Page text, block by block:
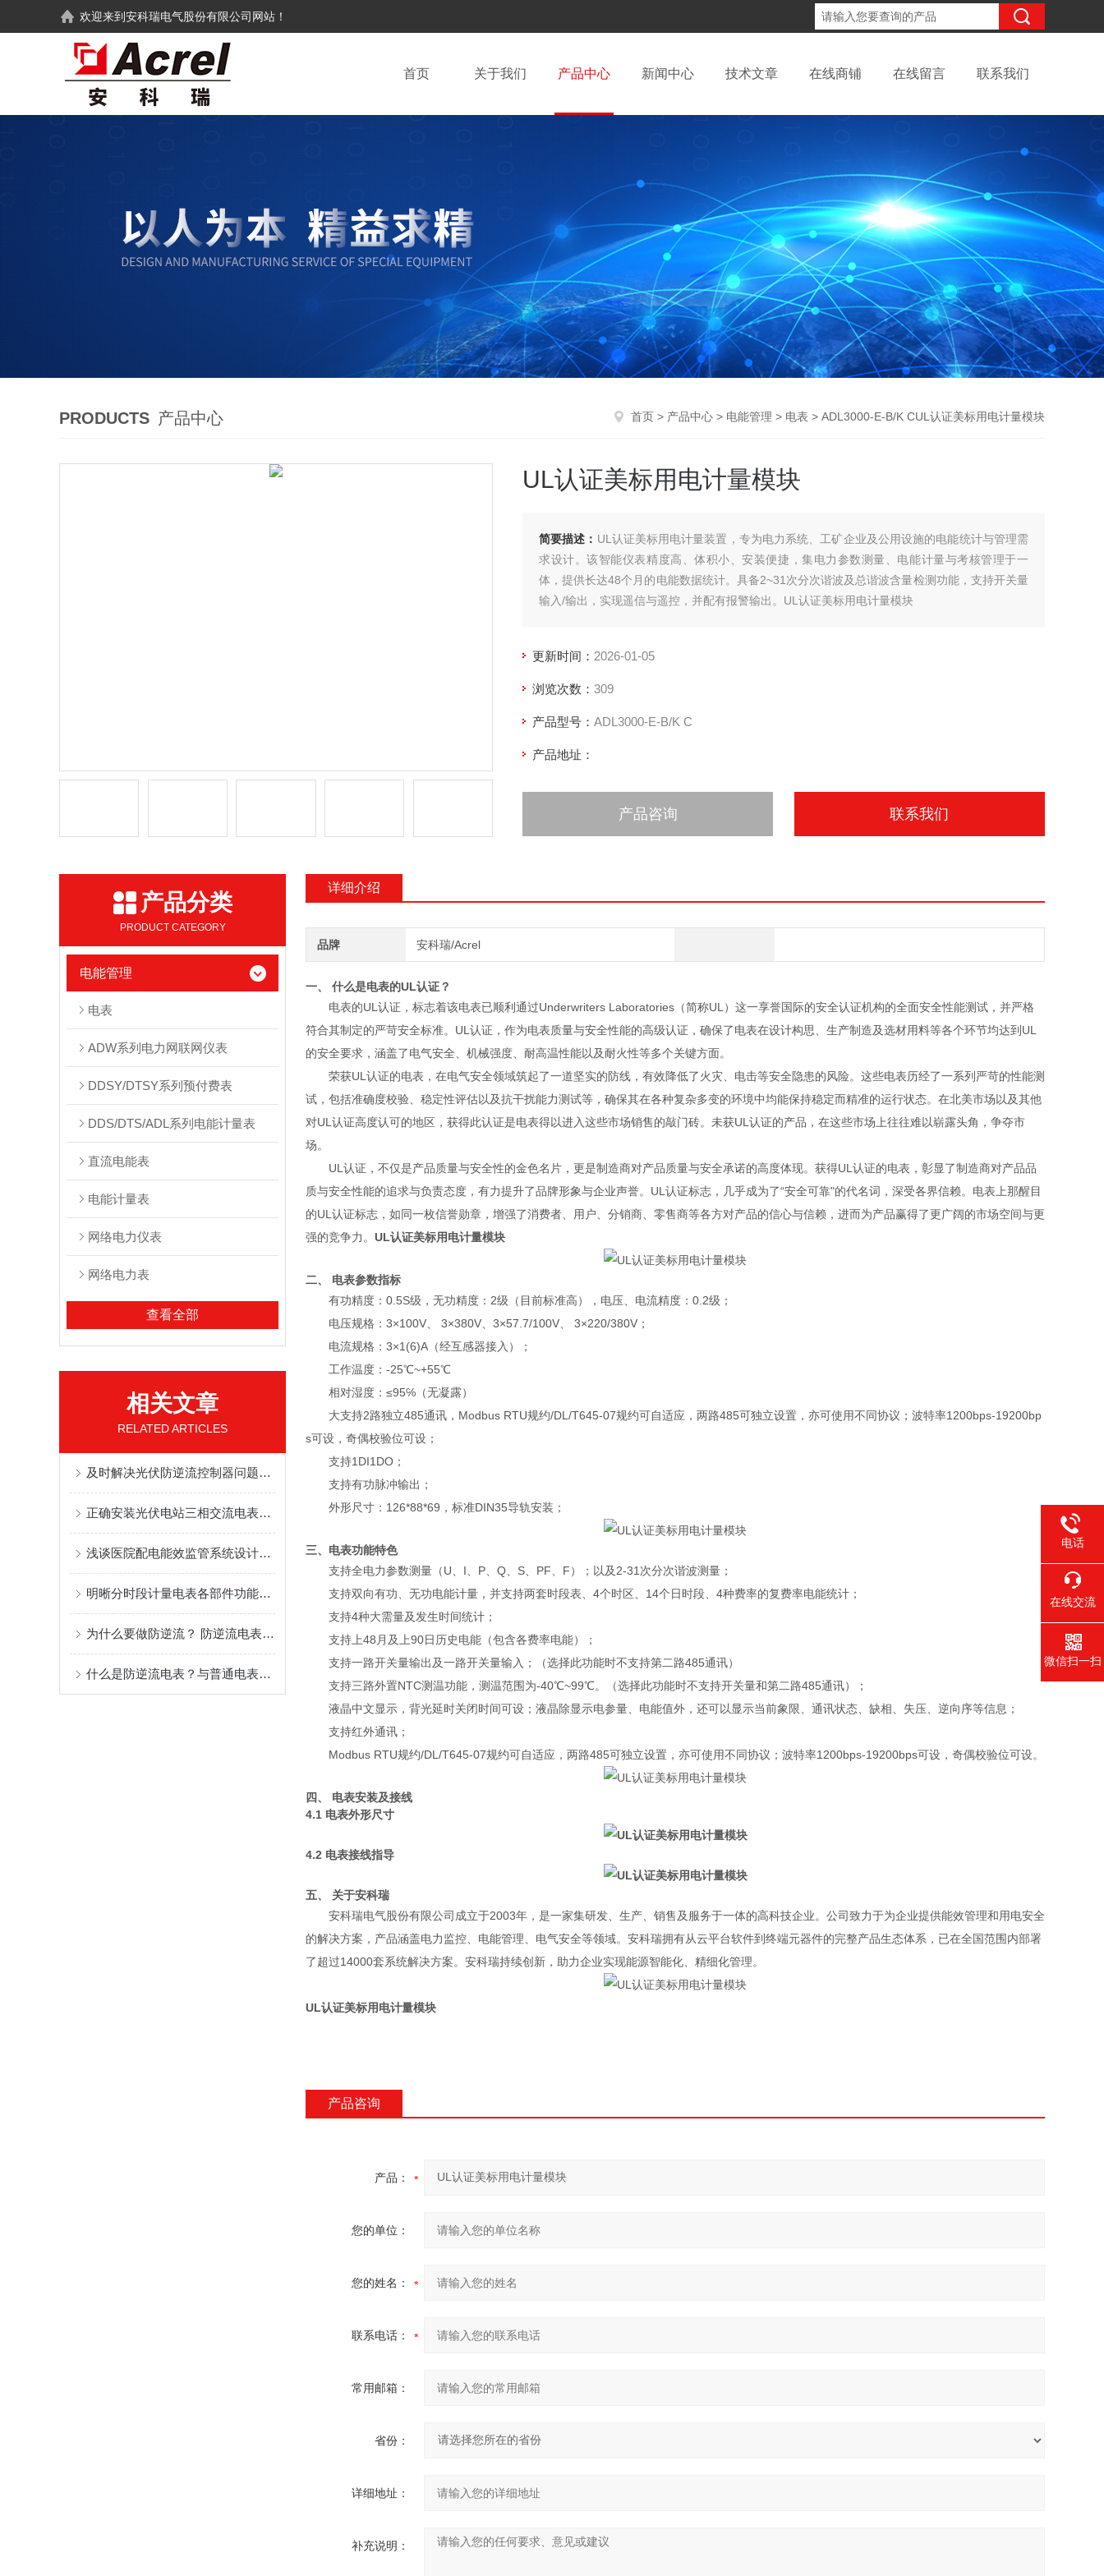
欢迎来到安科瑞电气股份有限公司 网站！
首页 关于我们 产品中心 新闻中心 技术文章 在线商铺 在线留言 联系我们
PRODUCTS 产品中心 首页 > 产品中心 > 电能管理 > 电表 > ADL3000-E-B/K CUL认证美标用电计量模块
UL认证美标用电计量模块
简要描述： UL认证美标用电计量装置，专为电力系统、工矿企业及公用设施的电能统计与管理需
求设计。该智能仪表精度高、体积小、安装便捷，集电力参数测量、电能计量与考核管理于一
体，提供长达48个月的电能数据统计。具备2~31次分次谐波及总谐波含量检测功能，支持开关量
输入/输出，实现遥信与遥控，并配有报警输出。UL认证美标用电计量模块
更新时间： 2026-01-05
浏览次数： 309
产品型号： ADL3000-E-B/K C
产品地址：
产品咨询 联系我们
产品分类
PRODUCT CATEGORY
电能管理
电表
ADW系列电力网联网仪表
DDSY/DTSY系列预付费表
DDS/DTS/ADL系列电能计量表
直流电能表
电能计量表
网络电力仪表
网络电力表
查看全部
相关文章
RELATED ARTICLES
及时解决光伏防逆流控制器问题有助于提升系统稳定性与运维效率
正确安装光伏电站三相交流电表是为光伏电站运维管理提供技术支持的关键
浅谈医院配电能效监管系统设计和调试
明晰分时段计量电表各部件功能特点保障电力计量数据准确合规
为什么要做防逆流？ 防逆流电表怎么选择？
什么是防逆流电表？与普通电表有什么区别？哪些场景会用到防逆流电表？
详细介绍
品牌 安科瑞/Acrel
一、 什么是电表的UL认证？
电表的UL认证，标志着该电表已顺利通过Underwriters Laboratories（简称UL）这一享誉国际的安全认证机构的全面安全性能测试，并严格
符合其制定的严苛安全标准。UL认证，作为电表质量与安全性能的高级认证，确保了电表在设计构思、生产制造及选材用料等各个环节均达到UL
的安全要求，涵盖了电气安全、机械强度、耐高温性能以及耐火性等多个关键方面。
荣获UL认证的电表，在电气安全领域筑起了一道坚实的防线，有效降低了火灾、电击等安全隐患的风险。这些电表历经了一系列严苛的性能测
试，包括准确度校验、稳定性评估以及抗干扰能力测试等，确保其在各种复杂多变的环境中均能保持稳定而精准的运行状态。在北美市场以及其他
对UL认证高度认可的地区，获得此认证是电表得以进入这些市场销售的敲门砖。未获UL认证的产品，在这些市场上往往难以崭露头角，争夺市
场。
UL认证，不仅是产品质量与安全性的金色名片，更是制造商对产品质量与安全承诺的高度体现。获得UL认证的电表，彰显了制造商对产品品
质与安全性能的追求与负责态度，有力提升了品牌形象与企业声誉。UL认证标志，几乎成为了“安全可靠"的代名词，深受各界信赖。电表上那醒目
的UL认证标志，如同一枚信誉勋章，增强了消费者、用户、分销商、零售商等各方对产品的信心与信赖，进而为产品赢得了更广阔的市场空间与更
强的竞争力。 UL认证美标用电计量模块
二、 电表参数指标
有功精度：0.5S级，无功精度：2级（目前标准高），电压、电流精度：0.2级；
电压规格：3×100V、 3×380V、3×57.7/100V、 3×220/380V；
电流规格：3×1(6)A（经互感器接入）；
工作温度：-25℃~+55℃
相对湿度：≤95℅（无凝露）
大支持2路独立485通讯，Modbus RTU规约/DL/T645-07规约可自适应，两路485可独立设置，亦可使用不同协议；波特率1200bps-19200bp
s可设，奇偶校验位可设；
支持1DI1DO；
支持有功脉冲输出；
外形尺寸：126*88*69，标准DIN35导轨安装；
三、电表功能特色
支持全电力参数测量（U、I、P、Q、S、PF、F）；以及2-31次分次谐波测量；
支持双向有功、无功电能计量，并支持两套时段表、4个时区、14个日时段、4种费率的复费率电能统计；
支持4种大需量及发生时间统计；
支持上48月及上90日历史电能（包含各费率电能）；
支持一路开关量输出及一路开关量输入；（选择此功能时不支持第二路485通讯）
支持三路外置NTC测温功能，测温范围为-40℃~99℃。（选择此功能时不支持开关量和第二路485通讯）；
液晶中文显示，背光延时关闭时间可设；液晶除显示电参量、电能值外，还可以显示当前象限、通讯状态、缺相、失压、逆向序等信息；
支持红外通讯；
Modbus RTU规约/DL/T645-07规约可自适应，两路485可独立设置，亦可使用不同协议；波特率1200bps-19200bps可设，奇偶校验位可设。
四、 电表安装及接线
4.1 电表外形尺寸
4.2 电表接线指导
五、 关于安科瑞
安科瑞电气股份有限公司成立于2003年，是一家集研发、生产、销售及服务于一体的高科技企业。公司致力于为企业提供能效管理和用电安全
的解决方案，产品涵盖电力监控、电能管理、电气安全等领域。安科瑞拥有从云平台软件到终端元器件的完整产品生态体系，已在全国范围内部署
了超过14000套系统解决方案。安科瑞持续创新，助力企业实现能源智能化、精细化管理。
UL认证美标用电计量模块
产品咨询
产品：
您的单位：
您的姓名：
联系电话：
常用邮箱：
省份：
详细地址：
补充说明：
电话
在线交流
微信扫一扫